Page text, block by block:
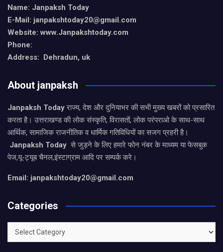
Name: Janpaksh Today
E-Mail: janpakshtoday20@gmail.com
Website: www.Janpakshtoday.com
Phone:
Address: Dehradun, uk
About janpaksh
Janpaksh Todayराज्य, देश और दुनियाभर की सभी मुख्य खबरों को प्रसारित
करता है। उत्तराखण्ड की लोक संस्कृति, विरासतों, लोक परंपराओ के साथ-साथ
आर्थिक, सामाजिक राजनीतिक व धार्मिक गतिविधियों का सजग प्रहरी है।
Janpaksh Today से जुड़ने के लिए हमारे फोन नंबर के माध्यम या फेसबुक
पेज,यू-ट्यूब चैनल,इंस्टाग्राम आदि पर सम्पर्क करे।
Email: janpakshtoday20@gmail.com
Categories
Categories